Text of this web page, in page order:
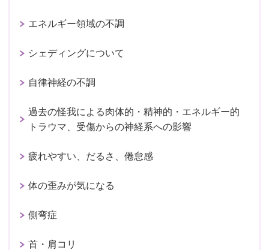
エネルギー領域の不調
シェディングについて
自律神経の不調
過去の怪我による肉体的・精神的・エネルギー的
トラウマ、受傷からの神経系への影響
疲れやすい、だるさ、倦怠感
体の歪みが気になる
側弯症
首・肩コリ